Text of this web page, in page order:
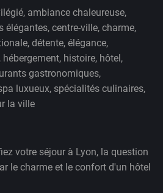
, ambiance chaleureuse,
élégantes, centre-ville, charme,
, détente, élégance,
, hébergement, histoire, hôtel,
gastronomiques,
luxueux, spécialités culinaires,
la ville
votre séjour à Lyon, la question
le charme et le confort d'un hôtel